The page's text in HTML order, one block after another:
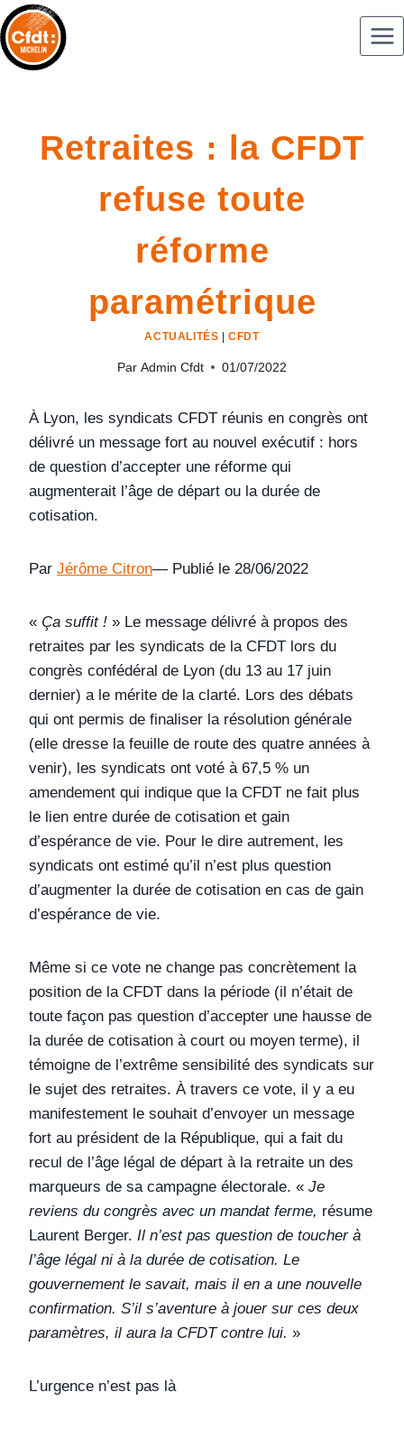
Retraites : la CFDT
refuse toute
réforme
paramétrique
ACTUALITÉS |CFDT
Par Admin Cfdt 01/07/2022
À Lyon, les syndicats CFDT réunis en congrès ont
délivré un message fort au nouvel exécutif : hors
de question d’accepter une réforme qui
augmenterait l’âge de départ ou la durée de
cotisation.
Par Jérôme Citron— Publié le 28/06/2022
« Ça suffit ! » Le message délivré à propos des
retraites par les syndicats de la CFDT lors du
congrès confédéral de Lyon (du 13 au 17 juin
dernier) a le mérite de la clarté. Lors des débats
qui ont permis de finaliser la résolution générale
(elle dresse la feuille de route des quatre années à
venir), les syndicats ont voté à 67,5 % un
amendement qui indique que la CFDT ne fait plus
le lien entre durée de cotisation et gain
d’espérance de vie. Pour le dire autrement, les
syndicats ont estimé qu’il n’est plus question
d’augmenter la durée de cotisation en cas de gain
d’espérance de vie.
Même si ce vote ne change pas concrètement la
position de la CFDT dans la période (il n’était de
toute façon pas question d’accepter une hausse de
la durée de cotisation à court ou moyen terme), il
témoigne de l’extrême sensibilité des syndicats sur
le sujet des retraites. À travers ce vote, il y a eu
manifestement le souhait d’envoyer un message
fort au président de la République, qui a fait du
recul de l’âge légal de départ à la retraite un des
marqueurs de sa campagne électorale. « Je
reviens du congrès avec un mandat ferme, résume
Laurent Berger. Il n’est pas question de toucher à
l’âge légal ni à la durée de cotisation. Le
gouvernement le savait, mais il en a une nouvelle
confirmation. S’il s’aventure à jouer sur ces deux
paramètres, il aura la CFDT contre lui. »
L’urgence n’est pas là